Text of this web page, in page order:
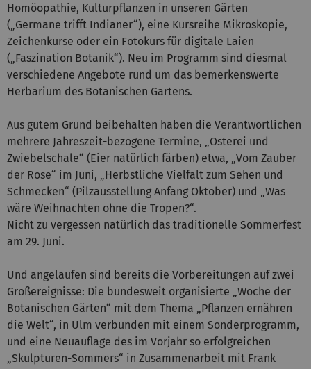
Homöopathie, Kulturpflanzen in unseren Gärten
(„Germane trifft Indianer“), eine Kursreihe Mikroskopie,
Zeichenkurse oder ein Fotokurs für digitale Laien
(„Faszination Botanik“). Neu im Programm sind diesmal
verschiedene Angebote rund um das bemerkenswerte
Herbarium des Botanischen Gartens.
Aus gutem Grund beibehalten haben die Verantwortlichen
mehrere Jahreszeit-bezogene Termine, „Osterei und
Zwiebelschale“ (Eier natürlich färben) etwa, „Vom Zauber
der Rose“ im Juni, „Herbstliche Vielfalt zum Sehen und
Schmecken“ (Pilzausstellung Anfang Oktober) und „Was
wäre Weihnachten ohne die Tropen?“.
Nicht zu vergessen natürlich das traditionelle Sommerfest
am 29. Juni.
Und angelaufen sind bereits die Vorbereitungen auf zwei
Großereignisse: Die bundesweit organisierte „Woche der
Botanischen Gärten“ mit dem Thema „Pflanzen ernähren
die Welt“, in Ulm verbunden mit einem Sonderprogramm,
und eine Neuauflage des im Vorjahr so erfolgreichen
„Skulpturen-Sommers“ in Zusammenarbeit mit Frank